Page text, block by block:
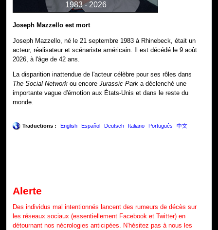
1983 - 2026
Joseph Mazzello est mort
Joseph Mazzello, né le 21 septembre 1983 à Rhinebeck, était un
acteur, réalisateur et scénariste américain. Il est décédé le 9 août
2026, à l'âge de 42 ans.
La disparition inattendue de l'acteur célèbre pour ses rôles dans
The Social Network ou encoreJurassic Park a déclenché une
importante vague d'émotion aux États-Unis et dans le reste du
monde.
Traductions : English Español Deutsch Italiano Português 中文
Alerte
Des individus mal intentionnés lancent des rumeurs de décès sur
les réseaux sociaux (essentiellement Facebook et Twitter) en
détournant nos nécrologies anticipées. N'hésitez pas à nous les